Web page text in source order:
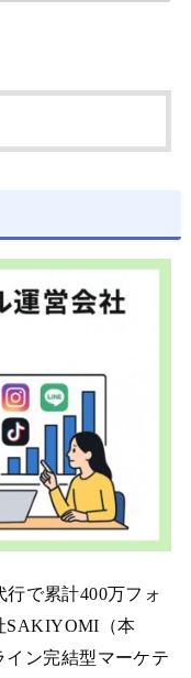
で累計400万フォ
SAKIYOMI（本
ン完結型マーケテ